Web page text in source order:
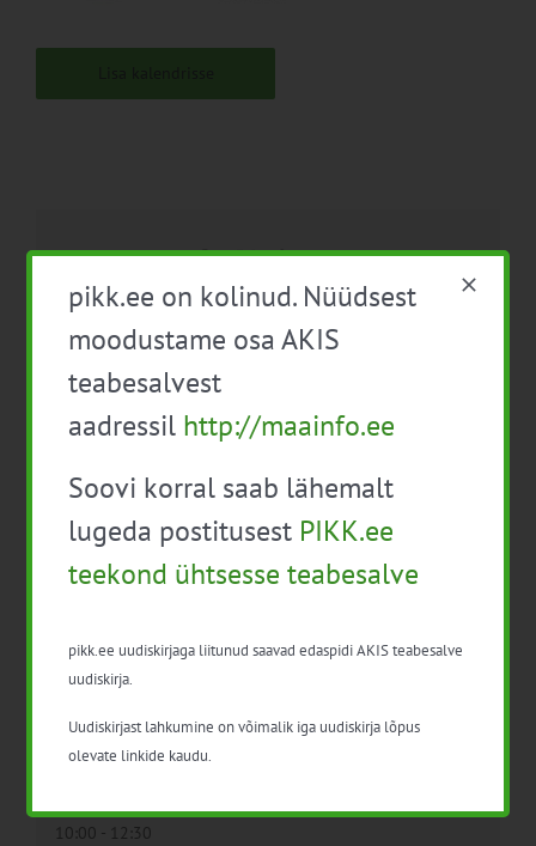
Facebook
X LinkedIn
Email
Baltic Agro siloseminar
piima väikekäitlejatele“
Detailid
Kuupäev:
22. veebr. 2023
Aeg:
10:00 - 12:30
pikk.ee on kolinud. Nüüdsest
moodustame osa AKIS
teabesalvest
aadressil http://maainfo.ee
Soovi korral saab lähemalt
lugeda postitusest PIKK.ee
teekond ühtsesse teabesalve
pikk.ee uudiskirjaga liitunud saavad edaspidi AKIS teabesalve
uudiskirja.
Uudiskirjast lahkumine on võimalik iga uudiskirja lõpus
olevate linkide kaudu.